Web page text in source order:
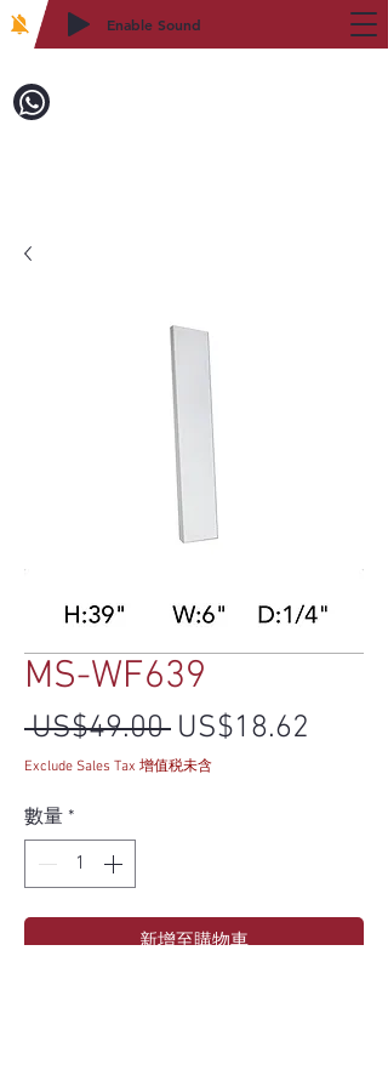
Enable Sound
MS-WF639
US$49.00 一般價格
US$18.62
Exclude Sales Tax 增值税未含
數量 *
新增至購物車